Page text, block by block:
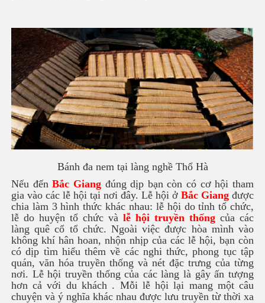
Bánh đa nem tại làng nghề Thổ Hà
Nếu đến Bắc Giangđúng dịp bạn còn có cơ hội tham
gia vào các lễ hội tại nơi đây. Lễ hội ởBắc Giang được
chia làm 3 hình thức khác nhau: lễ hội do tỉnh tổ chức,
lễ do huyện tổ chức và lễ hội truyền thống của các
làng quê cổ tổ chức. Ngoài việc được hòa mình vào
không khí hân hoan, nhộn nhịp của các lễ hội, bạn còn
có dịp tìm hiểu thêm về các nghi thức, phong tục tập
quán, văn hóa truyền thống và nét đặc trưng của từng
nơi. Lễ hội truyền thống của các làng là gây ấn tượng
hơn cả với du khách . Mỗi lễ hội lại mang một câu
chuyện và ý nghĩa khác nhau được lưu truyền từ thời xa